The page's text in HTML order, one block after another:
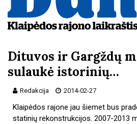
Dituvos ir Gargždų
sulaukė istorinių…
Redakcija 2014-02-27
Klaipėdos rajone jau šiemet bus
statinių rekonstrukcijos. 2007-2013